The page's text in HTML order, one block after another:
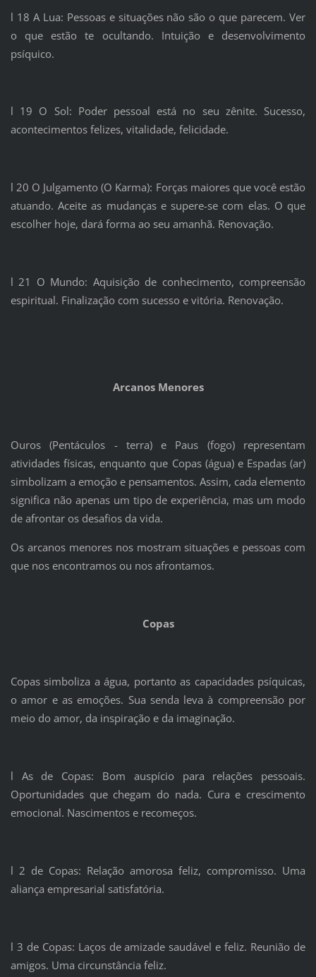
l 18 A Lua: Pessoas e situações não são o que parecem. Ver
o que estão te ocultando. Intuição e desenvolvimento
psíquico.
l 19 O Sol: Poder pessoal está no seu zênite. Sucesso,
acontecimentos felizes, vitalidade, felicidade.
l 20 O Julgamento (O Karma): Forças maiores que você estão
atuando. Aceite as mudanças e supere-se com elas. O que
escolher hoje, dará forma ao seu amanhã. Renovação.
l 21 O Mundo: Aquisição de conhecimento, compreensão
espiritual. Finalização com sucesso e vitória. Renovação.
Arcanos Menores
Ouros (Pentáculos - terra) e Paus (fogo) representam
atividades físicas, enquanto que Copas (água) e Espadas (ar)
simbolizam a emoção e pensamentos. Assim, cada elemento
significa não apenas um tipo de experiência, mas um modo
de afrontar os desafios da vida.
Os arcanos menores nos mostram situações e pessoas com
que nos encontramos ou nos afrontamos.
Copas
Copas simboliza a água, portanto as capacidades psíquicas,
o amor e as emoções. Sua senda leva à compreensão por
meio do amor, da inspiração e da imaginação.
l As de Copas: Bom auspício para relações pessoais.
Oportunidades que chegam do nada. Cura e crescimento
emocional. Nascimentos e recomeços.
l 2 de Copas: Relação amorosa feliz, compromisso. Uma
aliança empresarial satisfatória.
l 3 de Copas: Laços de amizade saudável e feliz. Reunião de
amigos. Uma circunstância feliz.